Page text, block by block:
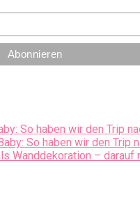
So haben wir den Trip
So haben wir den Trip
Wanddekoration – darauf